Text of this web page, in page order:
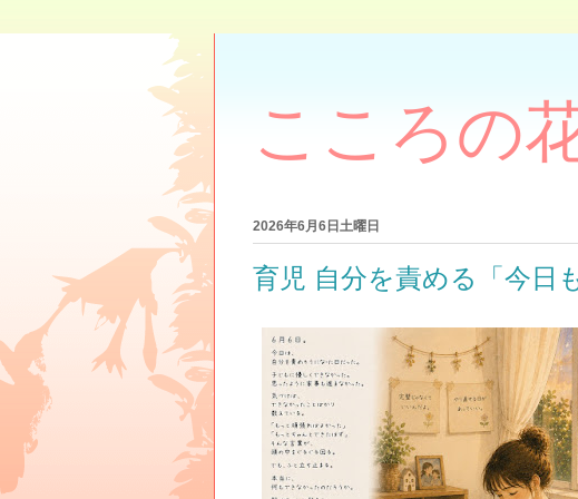
こころの
2026年6月6日土曜日
育児 自分を責める「今日